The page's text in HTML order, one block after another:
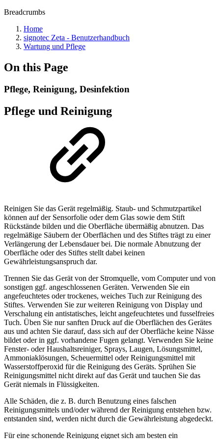
Breadcrumbs
Home
signotec Zeta - Benutzerhandbuch
Wartung und Pflege
On this Page
Pflege, Reinigung, Desinfektion
Pflege und Reinigung
Reinigen Sie das Gerät regelmäßig. Staub- und Schmutzpartikel
können auf der Sensorfolie oder dem Glas sowie dem Stift
Rückstände bilden und die Oberfläche übermäßig abnutzen. Das
regelmäßige Säubern der Oberflächen und des Stiftes trägt zu einer
Verlängerung der Lebensdauer bei. Die normale Abnutzung der
Oberfläche oder des Stiftes stellt dabei keinen
Gewährleistungsanspruch dar.
Trennen Sie das Gerät von der Stromquelle, vom Computer und von
sonstigen ggf. angeschlossenen Geräten. Verwenden Sie ein
angefeuchtetes oder trockenes, weiches Tuch zur Reinigung des
Stiftes. Verwenden Sie zur weiteren Reinigung von Display und
Verschalung ein antistatisches, leicht angefeuchtetes und fusselfreies
Tuch. Üben Sie nur sanften Druck auf die Oberflächen des Gerätes
aus und achten Sie darauf, dass sich auf der Oberfläche keine Nässe
bildet oder in ggf. vorhandene Fugen gelangt. Verwenden Sie keine
Fenster- oder Haushaltsreiniger, Sprays, Laugen, Lösungsmittel,
Ammoniaklösungen, Scheuermittel oder Reinigungsmittel mit
Wasserstoffperoxid für die Reinigung des Geräts. Sprühen Sie
Reinigungsmittel nicht direkt auf das Gerät und tauchen Sie das
Gerät niemals in Flüssigkeiten.
Alle Schäden, die z. B. durch Benutzung eines falschen
Reinigungsmittels und/oder während der Reinigung entstehen bzw.
entstanden sind, werden nicht durch die Gewährleistung abgedeckt.
Für eine schonende Reinigung eignet sich am besten ein